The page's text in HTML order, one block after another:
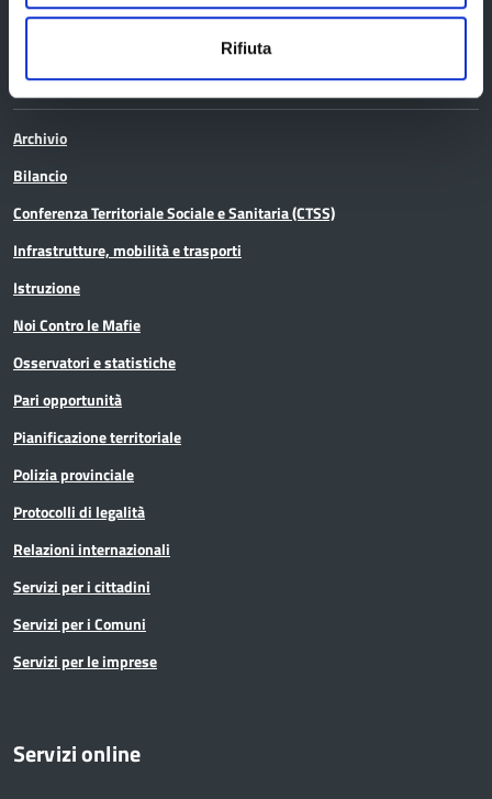
Rifiuta
Archivio
Bilancio
Conferenza Territoriale Sociale e Sanitaria (CTSS)
Infrastrutture, mobilità e trasporti
Istruzione
Noi Contro le Mafie
Osservatori e statistiche
Pari opportunità
Pianificazione territoriale
Polizia provinciale
Protocolli di legalità
Relazioni internazionali
Servizi per i cittadini
Servizi per i Comuni
Servizi per le imprese
Servizi online